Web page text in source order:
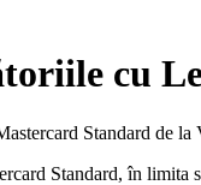
cu
Standard de
Standard, în limita